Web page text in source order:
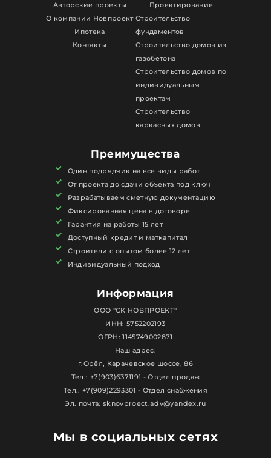
Мы в социальных сетях
Авторские проекты
О компании Новпроект
Ипотека
Контакты
Проектирование
Строительство
фундаментов
Строительство домов из
газобетона
Строительство домов по
индивидуальным
проектам
Строительство
каркасных домов
Преимущества
Один подрядчик на все виды работ
От проекта до сдачи объекта под ключ
Разрабатываем сметную документацию
Фиксированная цена в договоре
Гарантия на работы 15 лет
Доступный кредит и маткапитал
Строители с опытом более 12 лет
Индивидуальный подход
Информация
ООО "СК НОВПРОЕКТ"
ИНН: 5752202193
ОГРН: 1145749002871
Наш адрес:
г.Орёл, Карачевское шоссе, 86
Тел.: +7(903)6371191 - Отдел продаж
Тел.: +7(909)2293301 - Отдел снабжения
Эл. почта: sknovproect.adv@yandex.ru